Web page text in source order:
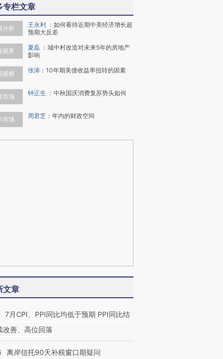
专栏文章
分析 王永利 ： 如何看待近期中美经济增长超
预期大反差
视界 夏磊 ： 城中村改造对未来5年的房地产
影响
观察 张涛 ： 10年期美债收益率扭转的因素
市场 钟正生 ： 中秋国庆消费复苏势头如何
市场 周君芝 ： 年内的财政空间
文章
7月CPI、PPI同比均低于预期 PPI同比结
改善、高位回落
离岸信托90天补税窗口期疑问